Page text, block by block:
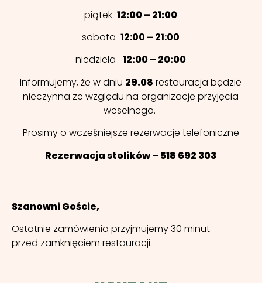
piątek12:00 – 21:00
sobota12:00 – 21:00
niedziela12:00 – 20:00
Informujemy, że w dniu 29.08 restauracja będzie
nieczynna ze względu na organizację przyjęcia
weselnego.
Prosimy o wcześniejsze rezerwacje telefoniczne
Rezerwacja stolików – 518 692 303
Szanowni Goście,
Ostatnie zamówienia przyjmujemy 30 minut
przed zamknięciem restauracji.